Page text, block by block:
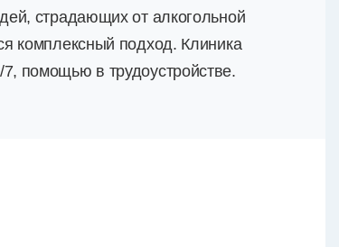
страдающих от алкогольной
комплексный подход. Клиника
помощью в трудоустройстве.